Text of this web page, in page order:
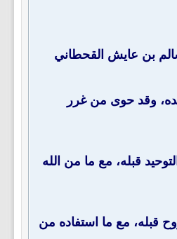
في الرياض (1415هـ)، كما طبع باعتناء الشيخ سالم بن عايش القحطاني
وتوضيح لمقاصده، وقد حوى من غرر
ذكره شراح كتاب التوحيد قبله، مع ما من الله
منتخبة من أبرز الشروح قبله، مع ما استفاده من